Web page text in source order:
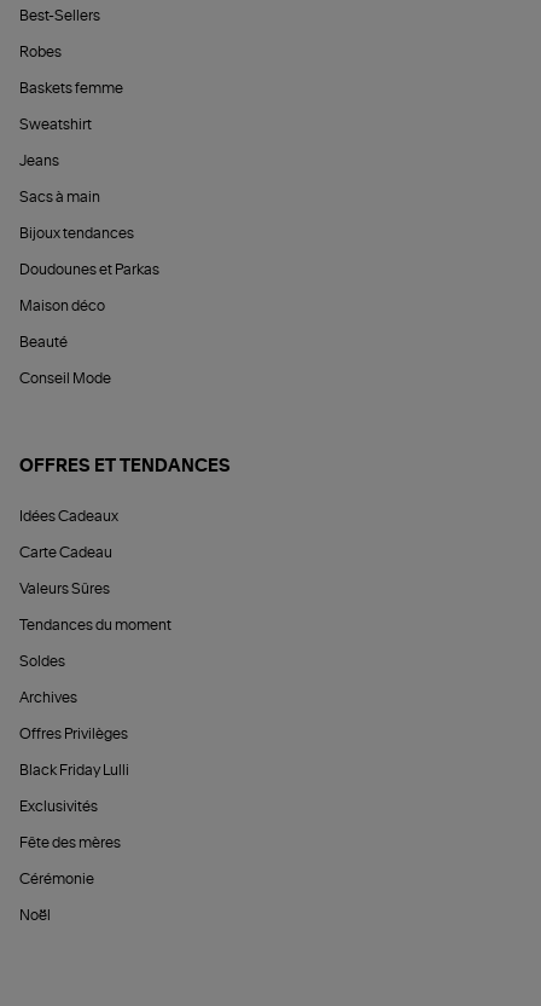
Best-Sellers
Robes
Baskets femme
Sweatshirt
Jeans
Sacs à main
Bijoux tendances
Doudounes et Parkas
Maison déco
Beauté
Conseil Mode
OFFRES ET TENDANCES
Idées Cadeaux
Carte Cadeau
Valeurs Sûres
Tendances du moment
Soldes
Archives
Offres Privilèges
Black Friday Lulli
Exclusivités
Fête des mères
Cérémonie
Noël